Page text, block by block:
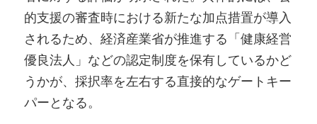
的支援の審査時における新たな加点措置が導入
されるため、経済産業省が推進する「健康経営
優良法人」などの認定制度を保有しているかど
うかが、採択率を左右する直接的なゲートキー
パーとなる。